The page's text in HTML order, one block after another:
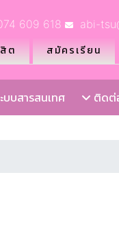
609 618 abi-
ต สมัครเรียน
บบสารสนเทศ ติดต่